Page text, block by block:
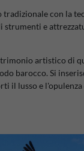
con la
e
artistico di
barocco. Si
il ​​lusso e